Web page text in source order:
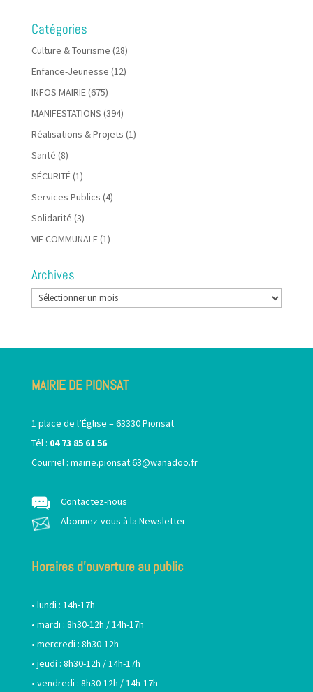
Catégories
Culture & Tourisme (28)
Enfance-Jeunesse (12)
INFOS MAIRIE(675)
MANIFESTATIONS (394)
Réalisations & Projets (1)
Santé (8)
SÉCURITÉ(1)
Services Publics (4)
Solidarité (3)
VIE COMMUNALE(1)
Archives
Archives
MAIRIE DE PIONSAT
1 place de l’Église – 63330 Pionsat
Tél : 04 73 85 61 56
Courriel : mairie.pionsat.63@wanadoo.fr
Contactez-nous
Abonnez-vous à la Newsletter
Horaires d’ouverture au public
• lundi : 14h-17h
• mardi : 8h30-12h / 14h-17h
• mercredi : 8h30-12h
• jeudi : 8h30-12h / 14h-17h
• vendredi : 8h30-12h / 14h-17h